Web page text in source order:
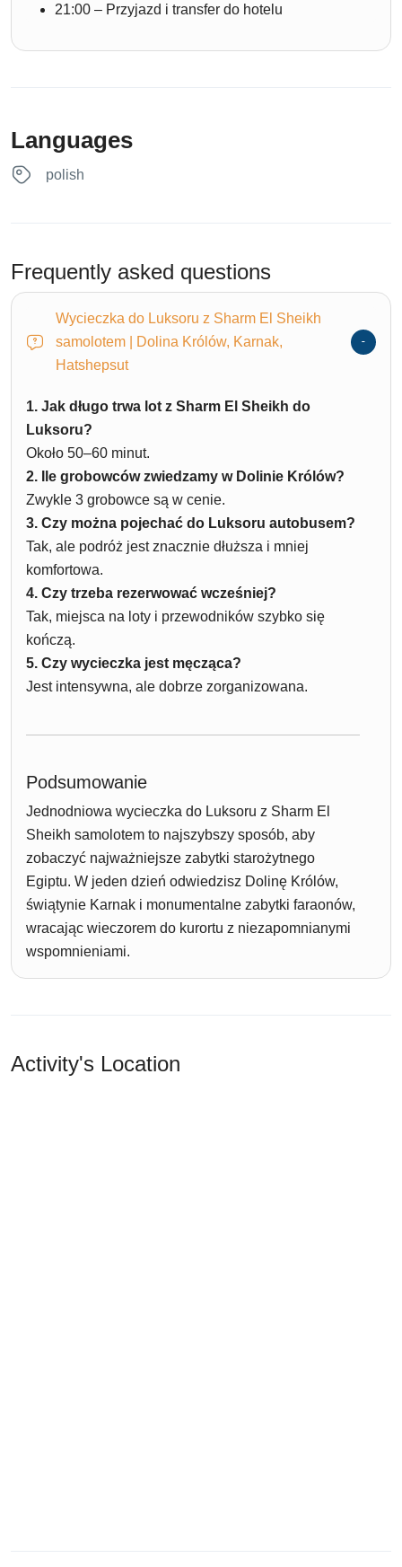
21:00 – Przyjazd i transfer do hotelu
Languages
polish
Frequently asked questions
Wycieczka do Luksoru z Sharm El Sheikh
samolotem | Dolina Królów, Karnak,
Hatshepsut
1. Jak długo trwa lot z Sharm El Sheikh do
Luksoru?
Około 50–60 minut.
2. Ile grobowców zwiedzamy w Dolinie Królów?
Zwykle 3 grobowce są w cenie.
3. Czy można pojechać do Luksoru autobusem?
Tak, ale podróż jest znacznie dłuższa i mniej
komfortowa.
4. Czy trzeba rezerwować wcześniej?
Tak, miejsca na loty i przewodników szybko się
kończą.
5. Czy wycieczka jest męcząca?
Jest intensywna, ale dobrze zorganizowana.
Podsumowanie
Jednodniowa wycieczka do Luksoru z Sharm El
Sheikh samolotem to najszybszy sposób, aby
zobaczyć najważniejsze zabytki starożytnego
Egiptu. W jeden dzień odwiedzisz Dolinę Królów,
świątynie Karnak i monumentalne zabytki faraonów,
wracając wieczorem do kurortu z niezapomnianymi
wspomnieniami.
Activity's Location